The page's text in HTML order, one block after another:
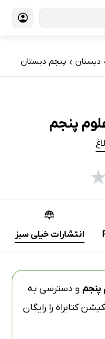
دبستان › پنجم دبستان
پنجم
★
انتشارات خیلی سبز
و دسترسی به
کتابراه را رایگان